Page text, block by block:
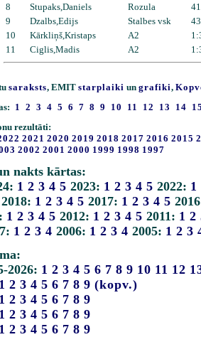
8
Stupaks,Daniels Rozula
9
Dzalbs,Edijs Stalbes vsk
10
Kārkliņš,Kristaps A2
11
Ciglis,Madis A2
saraksts, EMIT starplaiki un grafiki,
1 2 3 4 5 6 7 8 9 10 11 12 13 14
rezultāti:
2021 2020 2019 2018 2017 2016 2015
2002 2001 2000 1999 1998 1997
nakts kārtas:
1 2 3 4 5 2023: 1 2 3 4 5 2022: 1
2018: 1 2 3 4 5 2017: 1 2 3 4 5
1 2 3 4 5 2012: 1 2 3 4 5 2011: 1 2
1 2 3 4 2006: 1 2 3 4 2005: 1 2 3
2026: 1 2 3 4 5 6 7 8 9 10 11 12
1 2 3 4 5 6 7 8 9 (kopv.)
1 2 3 4 5 6 7 8 9
1 2 3 4 5 6 7 8 9
1 2 3 4 5 6 7 8 9